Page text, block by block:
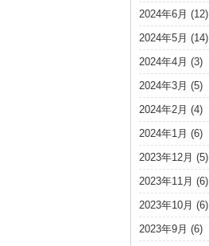
2024年6月 (12)
2024年5月 (14)
2024年4月 (3)
2024年3月 (5)
2024年2月 (4)
2024年1月 (6)
2023年12月 (5)
2023年11月 (6)
2023年10月 (6)
2023年9月 (6)